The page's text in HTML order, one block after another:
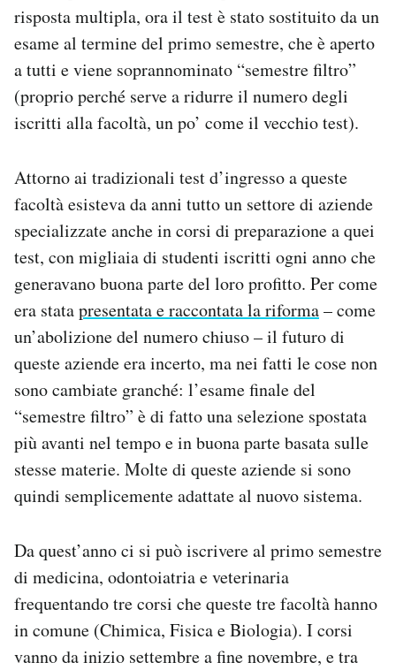
Hai bisogno di aiuto?
Esci
risposta multipla, ora il test è stato sostituito da un
esame al termine del primo semestre, che è aperto
a tutti e viene soprannominato “semestre filtro”
(proprio perché serve a ridurre il numero degli
iscritti alla facoltà, un po’ come il vecchio test).
Attorno ai tradizionali test d’ingresso a queste
facoltà esisteva da anni tutto un settore di aziende
specializzate anche in corsi di preparazione a quei
test, con migliaia di studenti iscritti ogni anno che
generavano buona parte del loro profitto. Per come
era statapresentata e raccontata la riforma– come
un’abolizione del numero chiuso – il futuro di
queste aziende era incerto, ma nei fatti le cose non
sono cambiate granché: l’esame finale del
“semestre filtro” è di fatto una selezione spostata
più avanti nel tempo e in buona parte basata sulle
stesse materie. Molte di queste aziende si sono
quindi semplicemente adattate al nuovo sistema.
Da quest’anno ci si può iscrivere al primo semestre
di medicina, odontoiatria e veterinaria
frequentando tre corsi che queste tre facoltà hanno
in comune (Chimica, Fisica e Biologia). I corsi
vanno da inizio settembre a fine novembre, e tra